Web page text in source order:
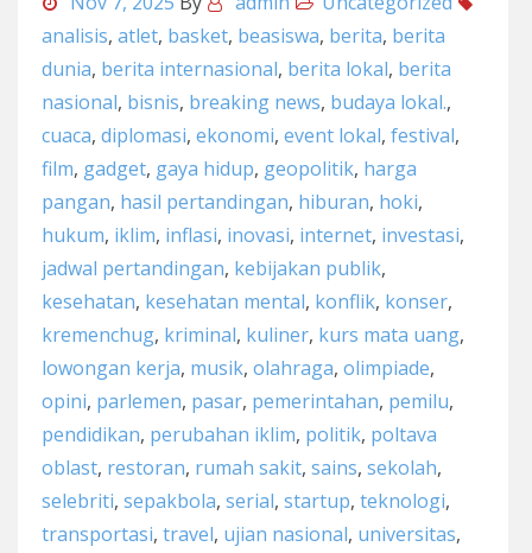
analisis, atlet, basket, beasiswa, berita, berita
dunia, berita internasional, berita lokal, berita
nasional, bisnis, breaking news, budaya lokal.,
cuaca, diplomasi, ekonomi, event lokal, festival,
film, gadget, gaya hidup, geopolitik, harga
pangan, hasil pertandingan, hiburan, hoki,
hukum, iklim, inflasi, inovasi, internet, investasi,
jadwal pertandingan, kebijakan publik,
kesehatan, kesehatan mental, konflik, konser,
kremenchug, kriminal, kuliner, kurs mata uang,
lowongan kerja, musik, olahraga, olimpiade,
opini, parlemen, pasar, pemerintahan, pemilu,
pendidikan, perubahan iklim, politik, poltava
oblast, restoran, rumah sakit, sains, sekolah,
selebriti, sepakbola, serial, startup, teknologi,
transportasi, travel, ujian nasional, universitas,